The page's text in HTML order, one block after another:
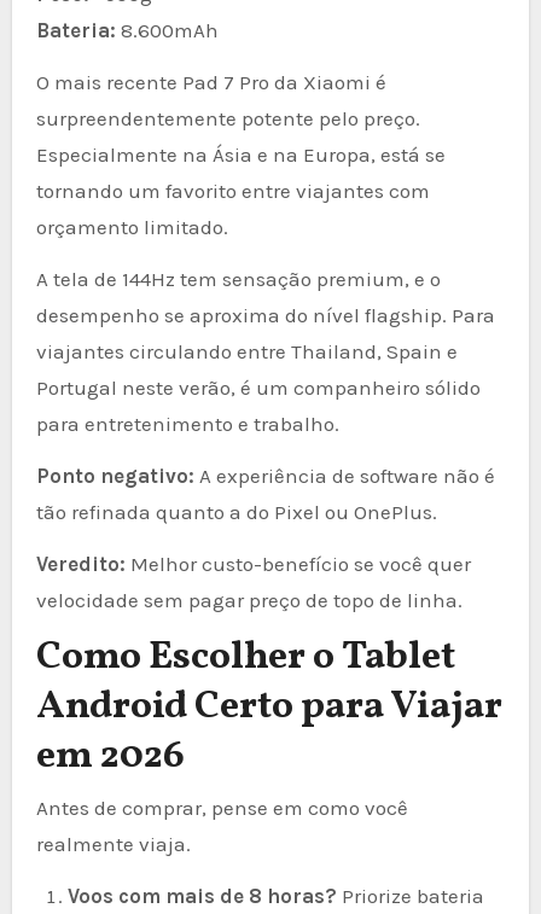
Bateria: 8.600mAh
O mais recente Pad 7 Pro da Xiaomi é
surpreendentemente potente pelo preço.
Especialmente na Ásia e na Europa, está se
tornando um favorito entre viajantes com
orçamento limitado.
A tela de 144Hz tem sensação premium, e o
desempenho se aproxima do nível flagship. Para
viajantes circulando entre Thailand, Spain e
Portugal neste verão, é um companheiro sólido
para entretenimento e trabalho.
Ponto negativo: A experiência de software não é
tão refinada quanto a do Pixel ou OnePlus.
Veredito: Melhor custo-benefício se você quer
velocidade sem pagar preço de topo de linha.
Como Escolher o Tablet
Android Certo para Viajar
em 2026
Antes de comprar, pense em como você
realmente viaja.
Voos com mais de 8 horas? Priorize bateria